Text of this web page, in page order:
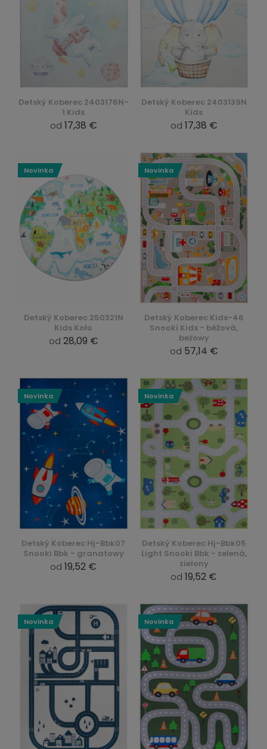
Detský Koberec 2403176N-
1 Kids
od 17,38 €
Detský Koberec 2403139N
Kids
od 17,38 €
Detský Koberec 250321N
Kids Koło
od 28,09 €
Novinka
Detský Koberec Kids-46
Snooki Kids - béžová,
beżowy
od 57,14 €
Novinka
Detský Koberec Hj-Bbk07
Snooki Bbk - granatowy
od 19,52 €
Novinka
Detský Koberec Hj-Bbk05
Light Snooki Bbk - zelená,
zielony
od 19,52 €
Novinka
Novinka Novinka